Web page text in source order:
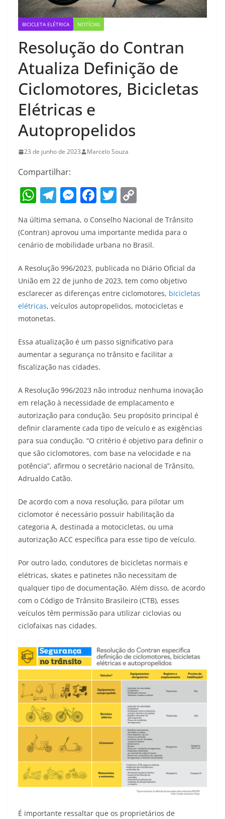
BICICLETA ELÉTRICA NOTÍCIAS
Resolução do Contran
Atualiza Definição de
Ciclomotores, Bicicletas
Elétricas e
Autopropelidos
23 de junho de 2023 Marcelo Souza
Compartilhar:
W
h
at
s
A
p
p
T
e
gr
m
M
ss
e
g
er
F
c
e
b
o
o
k
T
itt
er
o
p
y
Li
n
k
Na última semana, o Conselho Nacional de Trânsito
(Contran) aprovou uma importante medida para o
cenário de mobilidade urbana no Brasil.
A Resolução 996/2023, publicada no Diário Oficial da
União em 22 de junho de 2023, tem como objetivo
esclarecer as diferenças entre ciclomotores, bicicletas
elétricas, veículos autopropelidos, motocicletas e
motonetas.
Essa atualização é um passo significativo para
aumentar a segurança no trânsito e facilitar a
fiscalização nas cidades.
A Resolução 996/2023 não introduz nenhuma inovação
em relação à necessidade de emplacamento e
autorização para condução. Seu propósito principal é
definir claramente cada tipo de veículo e as exigências
para sua condução. “O critério é objetivo para definir o
que são ciclomotores, com base na velocidade e na
potência”, afirmou o secretário nacional de Trânsito,
Adrualdo Catão.
De acordo com a nova resolução, para pilotar um
ciclomotor é necessário possuir habilitação da
categoria A, destinada a motocicletas, ou uma
autorização ACC específica para esse tipo de veículo.
Por outro lado, condutores de bicicletas normais e
elétricas, skates e patinetes não necessitam de
qualquer tipo de documentação. Além disso, de acordo
com o Código de Trânsito Brasileiro (CTB), esses
veículos têm permissão para utilizar ciclovias ou
ciclofaixas nas cidades.
É importante ressaltar que os proprietários de